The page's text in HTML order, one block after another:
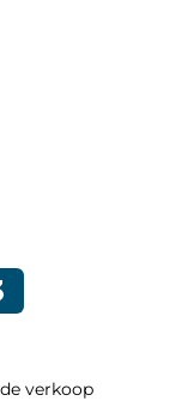
verkoop